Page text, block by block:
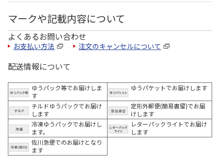
マークや記載内容について
よくあるお問い合わせ
お支払い方法 注文のキャンセルについて
配送情報について
ゆうパック等でお届けしま
す
ゆうパケットでお届けします
チルドゆうパックでお届け
します
定形外郵便(簡易書留)でお届
けします
冷凍ゆうパックでお届けし
ます。
レターパックライトでお届け
します
佐川急便でのお届けとなり
ます